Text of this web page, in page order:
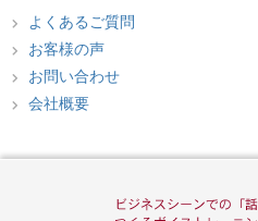
よくあるご質問
お客様の声
お問い合わせ
会社概要